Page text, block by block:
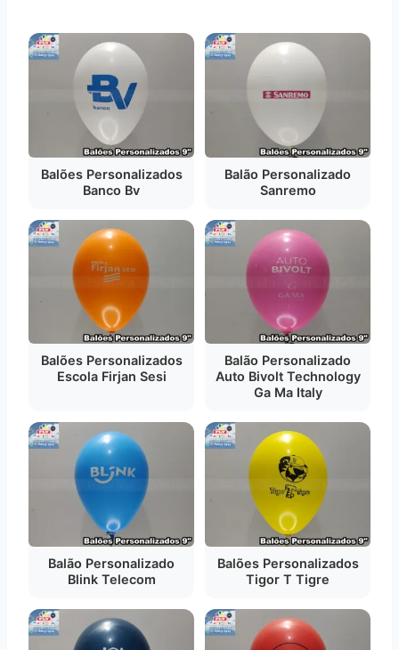
Balões Personalizados
Banco Bv
Balão Personalizado
Sanremo
Balões Personalizados
Escola Firjan Sesi
Balão Personalizado
Auto Bivolt Technology
Ga Ma Italy
Balão Personalizado
Blink Telecom
Balões Personalizados
Tigor T Tigre